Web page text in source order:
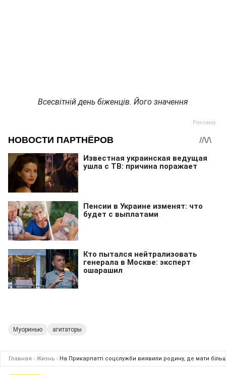
Всесвітній день біженців. Його значення
Муоринью агитаторы
Главная › Жизнь › На Прикарпатті соцслужби виявили родину, де мати